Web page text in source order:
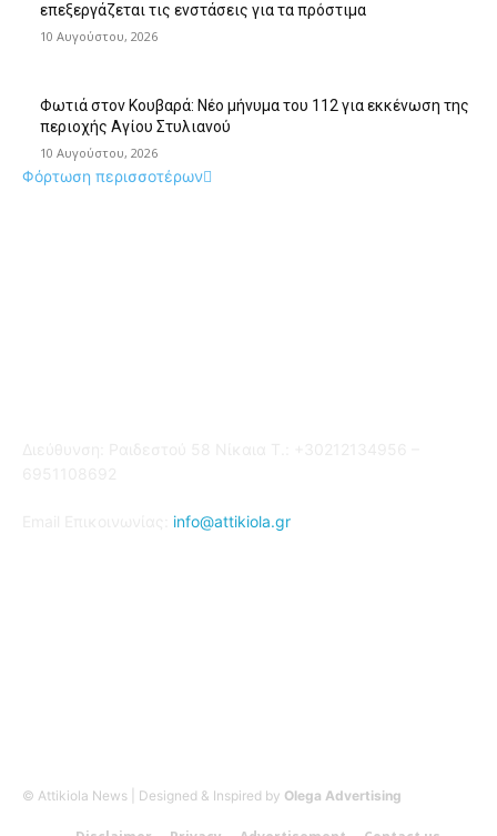
επεξεργάζεται τις ενστάσεις για τα πρόστιμα
10 Αυγούστου, 2026
Φωτιά στον Κουβαρά: Νέο μήνυμα του 112 για εκκένωση της
περιοχής Αγίου Στυλιανού
10 Αυγούστου, 2026
Φόρτωση περισσοτέρων
info@attikiola.gr
© Attikiola News | Designed & Inspired by Olega Advertising